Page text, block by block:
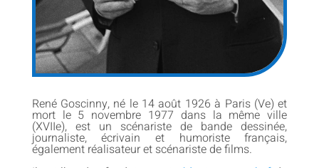
René Goscinny, né le 14 août 1926 à Paris (Ve) et
mort le 5 novembre 1977 dans la même ville
(XVIIe), est un scénariste de bande dessinée,
journaliste, écrivain et humoriste français,
également réalisateur et scénariste de films.